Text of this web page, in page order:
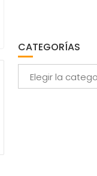
CATEGORÍAS